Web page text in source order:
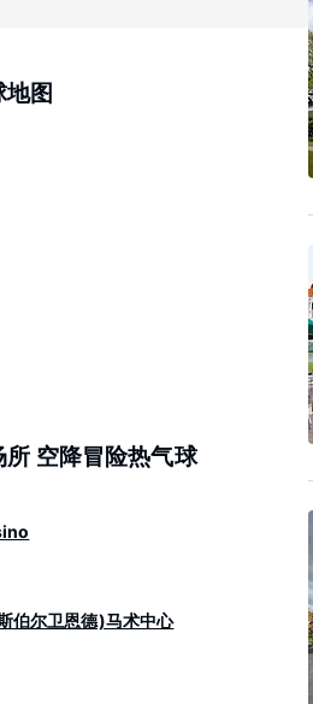
图
所 空降冒险热气球
尔卫恩德)马术中心